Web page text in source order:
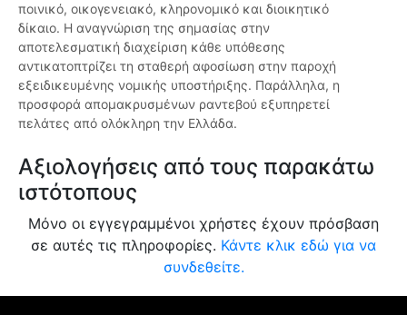
ποινικό, οικογενειακό, κληρονομικό και διοικητικό
δίκαιο. Η αναγνώριση της σημασίας στην
αποτελεσματική διαχείριση κάθε υπόθεσης
αντικατοπτρίζει τη σταθερή αφοσίωση στην παροχή
εξειδικευμένης νομικής υποστήριξης. Παράλληλα, η
προσφορά απομακρυσμένων ραντεβού εξυπηρετεί
πελάτες από ολόκληρη την Ελλάδα.
Αξιολογήσεις από τους παρακάτω
ιστότοπους
Μόνο οι εγγεγραμμένοι χρήστες έχουν πρόσβαση
σε αυτές τις πληροφορίες. Κάντε κλικ εδώ για να
συνδεθείτε.